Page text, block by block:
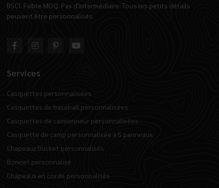
BSCI. Faible MOQ. Pas d'intermédiaire. Tous les petits détails
peuvent être personnalisés.
Services
Casquettes personnalisées
Casquettes de baseball personnalisées
Casquettes de camionneur personnalisées
Casquette de camp personnalisée à 5 panneaux
Chapeaux Bucket personnalisés
Bonnet personnalisé
Chapeaux en corde personnalisés